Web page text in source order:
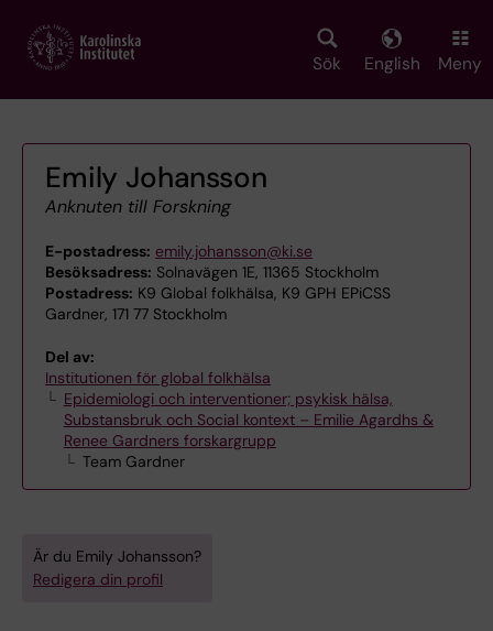
main
Sök English Meny
Emily Johansson
Anknuten till Forskning
E-postadress: emily.johansson@ki.se
Besöksadress: Solnavägen 1E, 11365 Stockholm
Postadress: K9 Global folkhälsa, K9 GPH EPiCSS
Gardner, 171 77 Stockholm
Del av:
Institutionen för global folkhälsa
Epidemiologi och interventioner; psykisk hälsa,
Substansbruk och Social kontext – Emilie Agardhs &
Renee Gardners forskargrupp
Team Gardner
Är du Emily Johansson?
Redigera din profil